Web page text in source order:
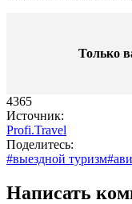
Только
4365
Источник:
Profi.Travel
Поделитесь:
#выездной туризм
Написать